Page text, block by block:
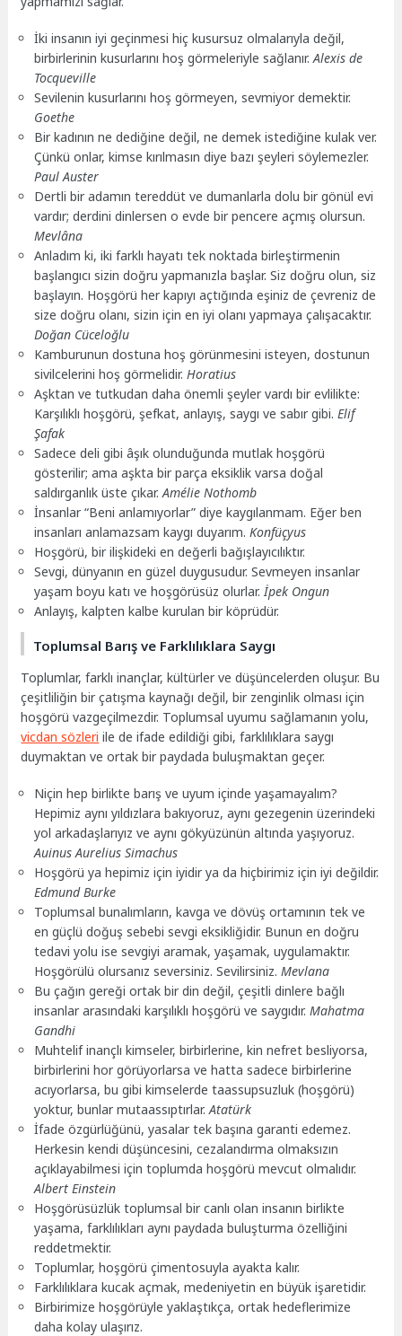
İki insanın iyi geçinmesi hiç kusursuz olmalarıyla değil,
birbirlerinin kusurlarını hoş görmeleriyle sağlanır.Alexis de
Tocqueville
Sevilenin kusurlarını hoş görmeyen, sevmiyor demektir.
Goethe
Bir kadının ne dediğine değil, ne demek istediğine kulak ver.
Çünkü onlar, kimse kırılmasın diye bazı şeyleri söylemezler.
Paul Auster
Dertli bir adamın tereddüt ve dumanlarla dolu bir gönül evi
vardır; derdini dinlersen o evde bir pencere açmış olursun.
Mevlâna
Anladım ki, iki farklı hayatı tek noktada birleştirmenin
başlangıcı sizin doğru yapmanızla başlar. Siz doğru olun, siz
başlayın. Hoşgörü her kapıyı açtığında eşiniz de çevreniz de
size doğru olanı, sizin için en iyi olanı yapmaya çalışacaktır.
Doğan Cüceloğlu
Kamburunun dostuna hoş görünmesini isteyen, dostunun
sivilcelerini hoş görmelidir.Horatius
Aşktan ve tutkudan daha önemli şeyler vardı bir evlilikte:
Karşılıklı hoşgörü, şefkat, anlayış, saygı ve sabır gibi.Elif
Şafak
Sadece deli gibi âşık olunduğunda mutlak hoşgörü
gösterilir; ama aşkta bir parça eksiklik varsa doğal
saldırganlık üste çıkar.Amélie Nothomb
İnsanlar “Beni anlamıyorlar” diye kaygılanmam. Eğer ben
insanları anlamazsam kaygı duyarım.Konfüçyus
Hoşgörü, bir ilişkideki en değerli bağışlayıcılıktır.
Sevgi, dünyanın en güzel duygusudur. Sevmeyen insanlar
yaşam boyu katı ve hoşgörüsüz olurlar.İpek Ongun
Anlayış, kalpten kalbe kurulan bir köprüdür.
Toplumsal Barış ve Farklılıklara Saygı
Toplumlar, farklı inançlar, kültürler ve düşüncelerden oluşur. Bu
çeşitliliğin bir çatışma kaynağı değil, bir zenginlik olması için
hoşgörü vazgeçilmezdir. Toplumsal uyumu sağlamanın yolu,
vicdan sözleri ile de ifade edildiği gibi, farklılıklara saygı
duymaktan ve ortak bir paydada buluşmaktan geçer.
Niçin hep birlikte barış ve uyum içinde yaşamayalım?
Hepimiz aynı yıldızlara bakıyoruz, aynı gezegenin üzerindeki
yol arkadaşlarıyız ve aynı gökyüzünün altında yaşıyoruz.
Auinus Aurelius Simachus
Hoşgörü ya hepimiz için iyidir ya da hiçbirimiz için iyi değildir.
Edmund Burke
Toplumsal bunalımların, kavga ve dövüş ortamının tek ve
en güçlü doğuş sebebi sevgi eksikliğidir. Bunun en doğru
tedavi yolu ise sevgiyi aramak, yaşamak, uygulamaktır.
Hoşgörülü olursanız seversiniz. Sevilirsiniz. Mevlana
Bu çağın gereği ortak bir din değil, çeşitli dinlere bağlı
insanlar arasındaki karşılıklı hoşgörü ve saygıdır. Mahatma
Gandhi
Muhtelif inançlı kimseler, birbirlerine, kin nefret besliyorsa,
birbirlerini hor görüyorlarsa ve hatta sadece birbirlerine
acıyorlarsa, bu gibi kimselerde taassupsuzluk (hoşgörü)
yoktur, bunlar mutaassıptırlar.Atatürk
İfade özgürlüğünü, yasalar tek başına garanti edemez.
Herkesin kendi düşüncesini, cezalandırma olmaksızın
açıklayabilmesi için toplumda hoşgörü mevcut olmalıdır.
Albert Einstein
Hoşgörüsüzlük toplumsal bir canlı olan insanın birlikte
yaşama, farklılıkları aynı paydada buluşturma özelliğini
reddetmektir.
Toplumlar, hoşgörü çimentosuyla ayakta kalır.
Farklılıklara kucak açmak, medeniyetin en büyük işaretidir.
Birbirimize hoşgörüyle yaklaştıkça, ortak hedeflerimize
daha kolay ulaşırız.